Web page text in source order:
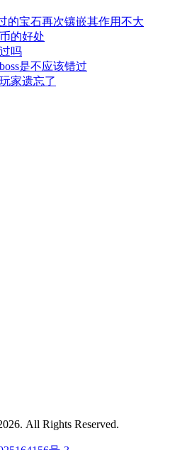
的宝石再次镶嵌其作用不大
的好处
吗
是不应该错过
家遗忘了
All Rights Reserved.